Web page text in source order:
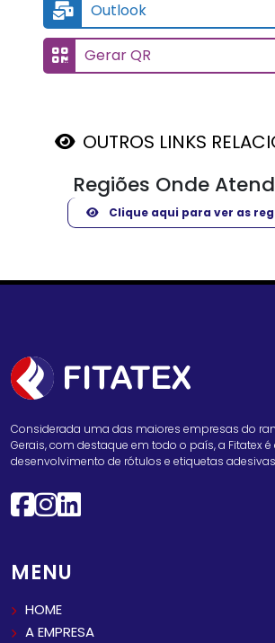
Outlook
Gerar QR
OUTROS LINKS
Regiões Onde
Clique aqui para ver as
Considerada uma das maiores empresas do
Gerais, com destaque em todo o país, a Fitatex
desenvolvimento de rótulos e etiquetas
MENU
HOME
A EMPRESA